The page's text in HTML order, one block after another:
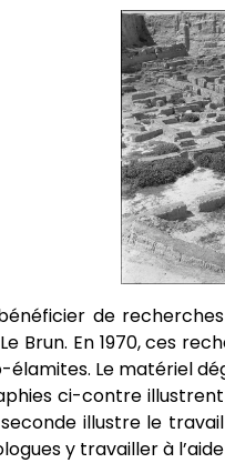
de
Brun. En 1970, ces
élamites. Le matériel
ci-contre
seconde illustre le
y travailler à